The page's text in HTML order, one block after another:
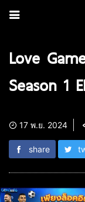
Love
Season 1
17 พ.ย. 2024
share